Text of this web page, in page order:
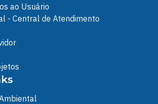
ao Usuário
- Central de Atendimento